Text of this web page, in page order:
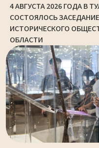
4 АВГУСТА 2026 ГОДА В
СОСТОЯЛОСЬ
ИСТОРИЧЕСКОГО
ОБЛАСТИ